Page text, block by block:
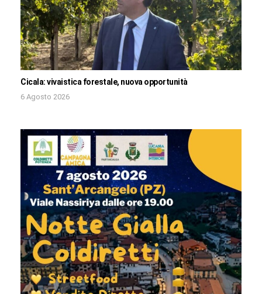
Cicala: vivaistica forestale, nuova opportunità
6 Agosto 2026